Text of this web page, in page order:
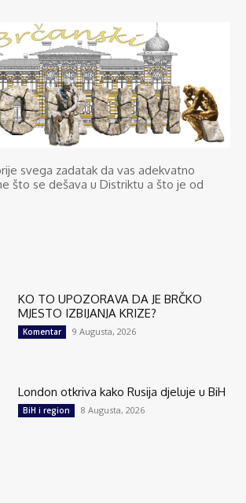
svega zadatak da vas adekvatno
što se dešava u Distriktu a što je od
KO TO UPOZORAVA DA JE BRČKO
MJESTO IZBIJANJA KRIZE?
Komentar 9 Augusta, 2026
London otkriva kako Rusija djeluje u BiH
BiH i region 8 Augusta, 2026